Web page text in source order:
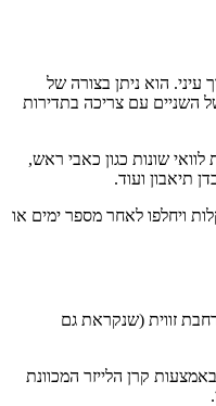
הוא ניתן בצורה של
השניים עם צריכה בתדירות
שונות כגון כאבי ראש,
תיאבון ועוד.
ויחלפו לאחר מספר ימים או
זווית (שנקראת גם
קרן הלייזר המכוונת